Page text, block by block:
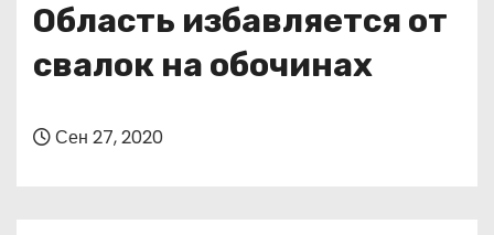
Область избавляется от
свалок на обочинах
Сен 27, 2020